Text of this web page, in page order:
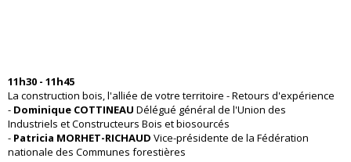
11h30 - 11h45
La construction bois, l'alliée de votre territoire - Retours d'expérience
- Dominique COTTINEAU Délégué général de l'Union des
Industriels et Constructeurs Bois et biosourcés
- Patricia MORHET-RICHAUD Vice-présidente de la Fédération
nationale des Communes forestières